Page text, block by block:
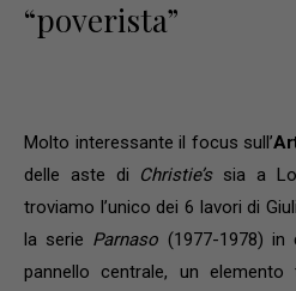
“poverista”
Molto interessante il focus sull’
delle aste di Christie’ssia a
troviamo l’unico dei 6 lavori di
la serie Parnaso (1977-1978) in
pannello centrale, un elemento